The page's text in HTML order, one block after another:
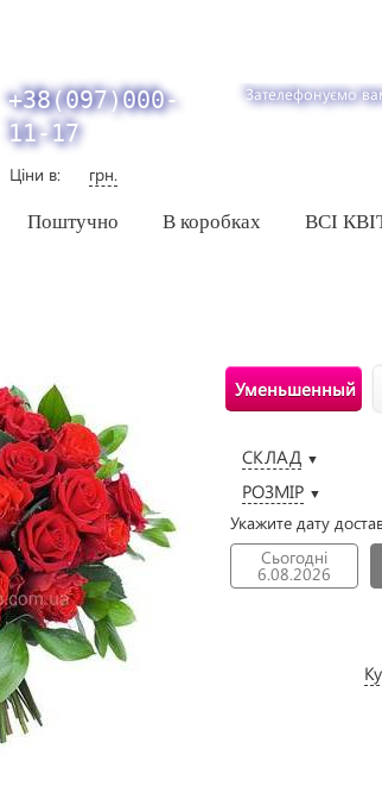
+38(097)000-
11-17
Зателефонуємо
Ціни в: грн.
Поштучно В коробках ВСІ
Уменьшенный
СКЛАД ▼
РОЗМІР ▼
Укажите дату
Сьогодні
6.08.2026